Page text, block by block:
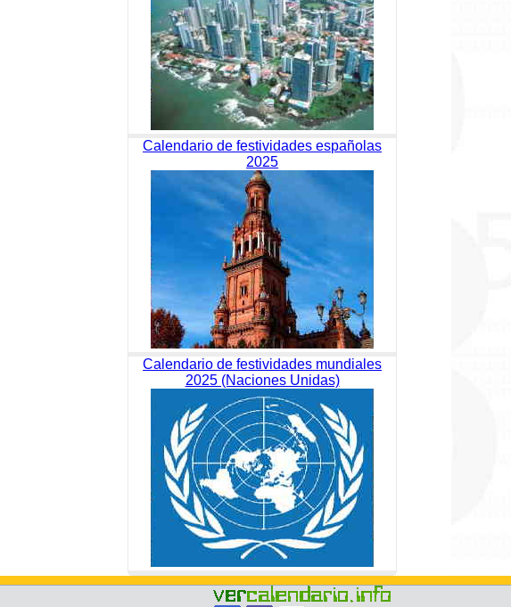
Calendario de festividades españolas
2025
Calendario de festividades mundiales
2025 (Naciones Unidas)